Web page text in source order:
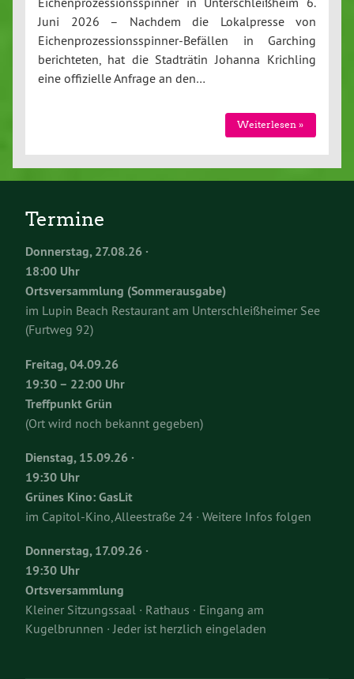
Juni 2026 – Nachdem die Lokalpresse von
Eichenprozessionsspinner-Befällen in Garching
berichteten, hat die Stadträtin Johanna Krichling
eine offizielle Anfrage an den…
Weiterlesen »
Termine
Donnerstag, 27.08.26 ·
18:00 Uhr
Ortsversammlung (Sommerausgabe)
im Lupin Beach Restaurant am Unterschleißheimer See
(Furtweg 92)
Freitag, 04.09.26
19:30 – 22:00 Uhr
Treffpunkt Grün
(Ort wird noch bekannt gegeben)
Dienstag, 15.09.26 ·
19:30 Uhr
Grünes Kino: GasLit
im Capitol-Kino, Alleestraße 24 · Weitere Infos folgen
Donnerstag, 17.09.26 ·
19:30 Uhr
Ortsversammlung
Kleiner Sitzungssaal · Rathaus · Eingang am
Kugelbrunnen · Jeder ist herzlich eingeladen